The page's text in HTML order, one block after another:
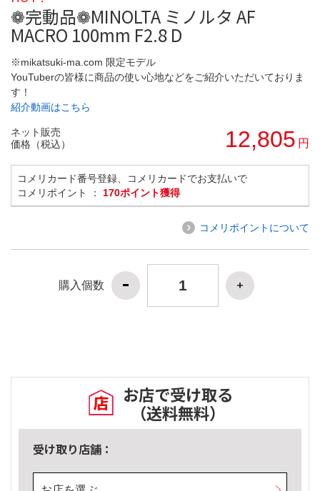
❁完動品❁MINOLTA ミノルタ AF
MACRO 100mm F2.8 D
※mikatsuki-ma.com 限定モデル
YouTuberの皆様に商品の使い心地などをご紹介いただいておりま
す！
紹介動画はこちら
ネット販売
価格（税込）
12,805 円
コメリカード番号登録、コメリカードでお支払いで
コメリポイント ： 170ポイント獲得
コメリポイントについて
購入個数
お店で受け取る
（送料無料）
受け取り店舗：